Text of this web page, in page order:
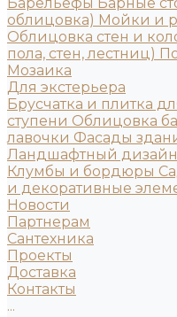
облицовка) Мойки и
Облицовка стен и
пола, стен, лестниц)
Мозаика
Для экстерьера
Брусчатка и плитка
ступени Облицовка
лавочки Фасады
Ландшафтный дизайн
Клумбы и бордюры
и декоративные
Новости
Партнерам
Сантехника
Проекты
Доставка
Контакты
...